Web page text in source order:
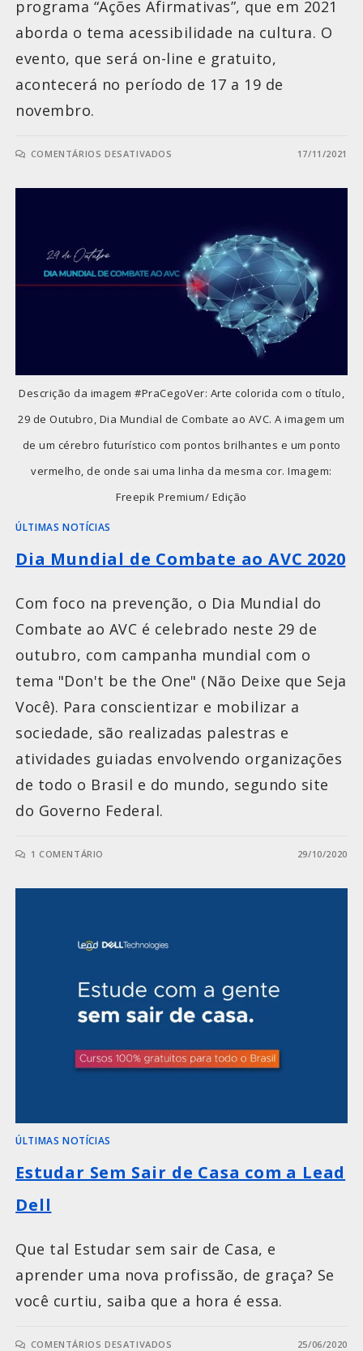
programa “Ações Afirmativas”, que em 2021
aborda o tema acessibilidade na cultura. O
evento, que será on-line e gratuito,
acontecerá no período de 17 a 19 de
novembro.
COMENTÁRIOS DESATIVADOS 17/11/2021
Descrição da imagem #PraCegoVer: Arte colorida com o título,
29 de Outubro, Dia Mundial de Combate ao AVC. A imagem um
de um cérebro futurístico com pontos brilhantes e um ponto
vermelho, de onde sai uma linha da mesma cor. Imagem:
Freepik Premium/ Edição
ÚLTIMAS NOTÍCIAS
Dia Mundial de Combate ao AVC 2020
Com foco na prevenção, o Dia Mundial do
Combate ao AVC é celebrado neste 29 de
outubro, com campanha mundial com o
tema "Don't be the One" (Não Deixe que Seja
Você). Para conscientizar e mobilizar a
sociedade, são realizadas palestras e
atividades guiadas envolvendo organizações
de todo o Brasil e do mundo, segundo site
do Governo Federal.
1 COMENTÁRIO 29/10/2020
ÚLTIMAS NOTÍCIAS
Estudar Sem Sair de Casa com a Lead
Dell
Que tal Estudar sem sair de Casa, e
aprender uma nova profissão, de graça? Se
você curtiu, saiba que a hora é essa.
COMENTÁRIOS DESATIVADOS 25/06/2020